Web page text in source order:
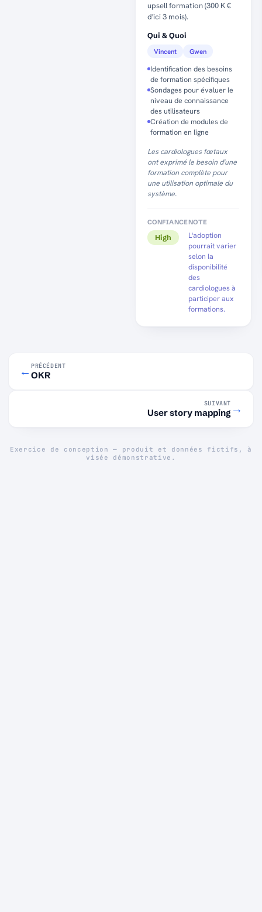
upsell formation (300 K €
d'ici 3 mois).
Qui & Quoi
Vincent
Gwen
Identification des besoins
de formation spécifiques
Sondages pour évaluer le
niveau de connaissance
des utilisateurs
Création de modules de
formation en ligne
Les cardiologues fœtaux
ont exprimé le besoin d'une
formation complète pour
une utilisation optimale du
système.
CONFIANCE
High
NOTE
L'adoption
pourrait varier
selon la
disponibilité
des
cardiologues à
participer aux
formations.
← PRÉCÉDENT
OKR
SUIVANT
User story mapping →
Exercice de conception — produit et données fictifs, à
visée démonstrative.